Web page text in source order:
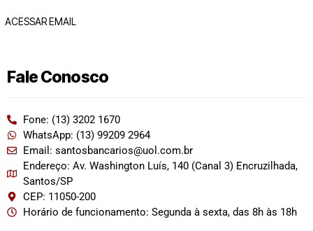
ACESSAR EMAIL
Fale Conosco
Fone: (13) 3202 1670
WhatsApp: (13) 99209 2964
Email: santosbancarios@uol.com.br
Endereço: Av. Washington Luís, 140 (Canal 3) Encruzilhada,
Santos/SP
CEP: 11050-200
Horário de funcionamento: Segunda à sexta, das 8h às 18h